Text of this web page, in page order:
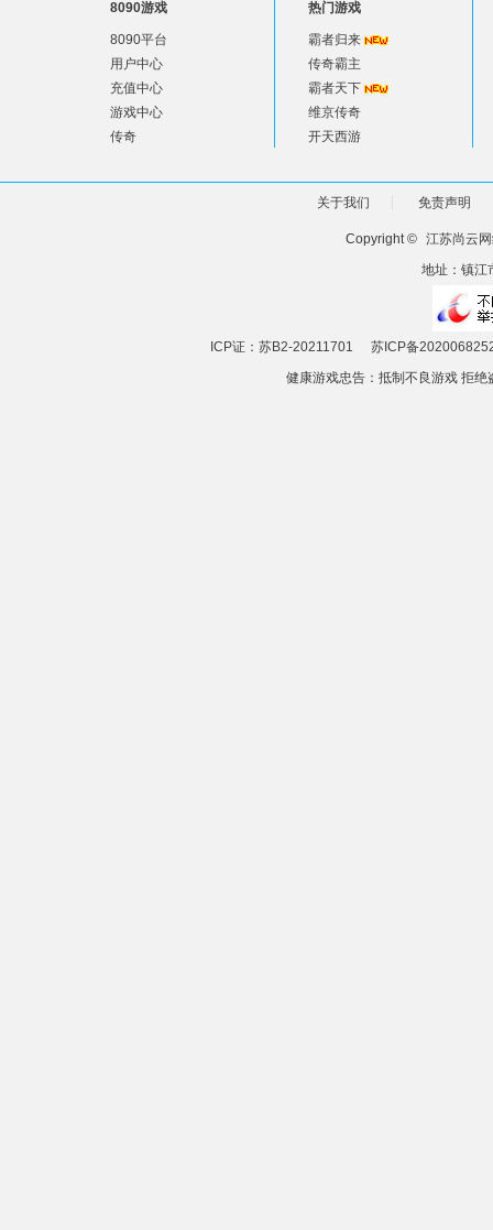
8090游戏
8090平台
用户中心
充值中心
游戏中心
传奇
热门游戏
霸者归来
传奇霸主
霸者天下
维京传奇
开天西游
关于我们 免责声明
Copyright © 江苏尚云
地址：镇江
ICP证：苏B2-20211701
苏ICP备
健康游戏忠告：抵制不良游戏 拒